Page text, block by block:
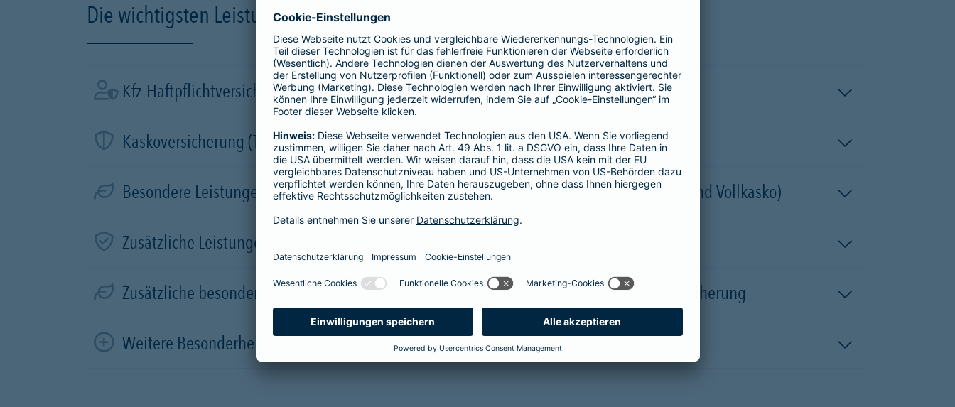
Die wichtigsten Leistungen der Kfz-Versicherung im Überblick
Kfz-Haftpflichtversicherung
Kaskoversicherung (Teil- und Vollkasko)
Besondere Leistungen für Elektro- und Hybridfahrzeuge in der Kaskoversicherung (Teil- und Vollkasko)
Zusätzliche Leistungen in der Vollkaskoversicherung
Zusätzliche besondere Leistungen für Elektro- und Hybridfahrzeuge in der Vollkaskoversicherung
Weitere Besonderheiten